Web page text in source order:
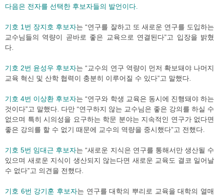
다음은 전자를 선택한 후보자들의 발언이다.
기호 1번 장지호 후보자는 “연구를 잘하고 또 새로운 연구를 도입하는
교수님들의 역량이 곧바로 좋은 교육으로 연결된다”고 입장을 밝혔
다.
기호 2번 윤성우 후보자는 “교수의 연구 역량이 먼저 확보돼야 나머지
교육 혁신 및 산학 협력이 충분히 이루어질 수 있다”고 말했다.
기호 4번 이상환 후보자는 “연구와 학생 교육은 동시에 진행돼야 하는
것이다”고 말했다. 다만 “연구하지 않는 교수님은 좋은 강의를 하실 수
없으며 특히 시의성을 요구하는 학문 분야는 지속적인 연구가 없다면
좋은 강의를 할 수 없기 때문에 교수의 역량을 중시했다”고 전했다.
기호 5번 임대근 후보자는 “새로운 지식은 연구를 통해서만 생산될 수
있으며 새로운 지식이 생산되지 않는다면 새로운 교육도 결코 일어날
수 없다”고 의견을 전했다.
기호 6번 강기훈 후보자는 연구를 대학의 뿌리로 교육을 대학의 열매